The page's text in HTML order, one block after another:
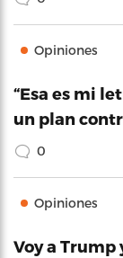
Opiniones
“Esa es mi
un plan
0
Opiniones
Voy a Trump